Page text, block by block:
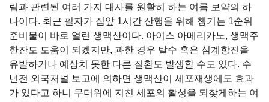
림과 관련된 여러 가지 대사를 원활히 하는 여름 보약의 하
나이다. 최근 필자가 집앞 1시간 산행을 위해 챙기는 1순위
준비물이 바로 얼린 생맥산이다. 아이스 아메리카노, 생맥주
한잔도 도움이 되겠지만, 과한 경우 탈수 혹은 심계항진을
유발하거나 예상치 못한 다른 질환도 발생할 수도 있다. 수
년전 외국저널 보고에 의하면 생맥산이 세포재생에도 효과
가 있다고 하니 무더위에 지친 세포의 활성을 되찾게하는 여